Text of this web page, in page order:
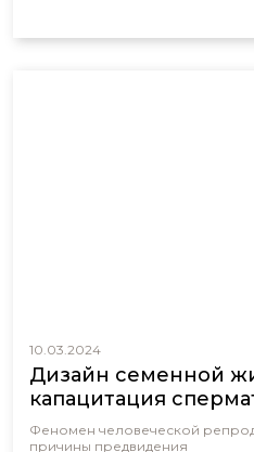
10.03.2024
Дизайн семенной
капацитация
Феномен человеческой
причины предвидения